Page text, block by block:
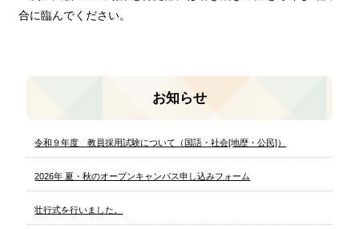
合に臨んでください。
お知らせ
令和９年度 教員採用試験について（国語・社会[地歴・公民]）
2026年 夏・秋のオープンキャンパス申し込みフォーム
壮行式を行いました。